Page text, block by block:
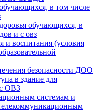
в том числе
обучающихся, в
и с овз
и воспитания (условия
безопасности ДОО
в здание для
ОВЗ
системам и